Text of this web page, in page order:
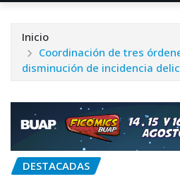
Inicio
Coordinación de tres
disminución de incidencia
DESTACADAS